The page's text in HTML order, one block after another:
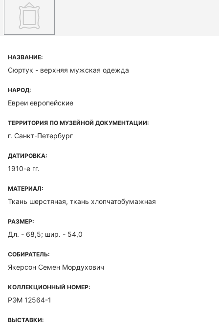
НАЗВАНИЕ:
Сюртук - верхняя мужская одежда
НАРОД:
Евреи европейские
ТЕРРИТОРИЯ ПО МУЗЕЙНОЙ ДОКУМЕНТАЦИИ:
г. Санкт-Петербург
ДАТИРОВКА:
1910-е гг.
МАТЕРИАЛ:
Ткань шерстяная, ткань хлопчатобумажная
РАЗМЕР:
Дл. - 68,5; шир. - 54,0
СОБИРАТЕЛЬ:
Якерсон Семен Мордухович
КОЛЛЕКЦИОННЫЙ НОМЕР:
РЭМ 12564-1
ВЫСТАВКИ: